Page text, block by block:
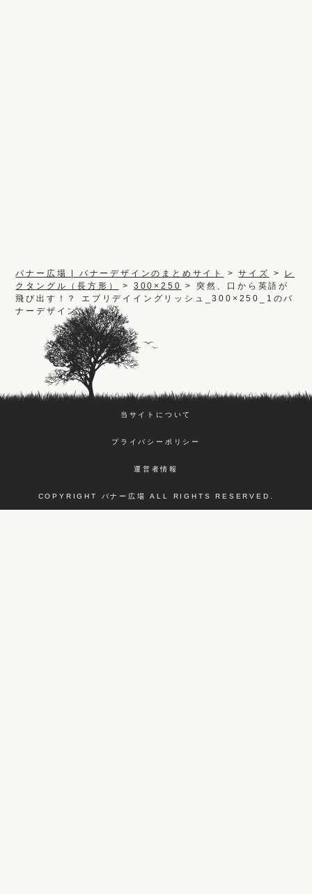
バナー広場 | バナーデザインのまとめサイト >サイズ > レ
クタングル（長方形）
> 300×250 > 突然、口から英語が
飛び出す！？ エブリデイイングリッシュ_300×250_1のバ
ナーデザイン
当サイトについて
プライバシーポリシー
運営者情報
COPYRIGHT バナー広場 ALL RIGHTS RESERVED.